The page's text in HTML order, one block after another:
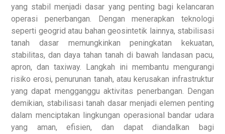
yang stabil menjadi dasar yang penting bagi kelancaran
operasi penerbangan. Dengan menerapkan teknologi
seperti geogrid atau bahan geosintetik lainnya, stabilisasi
tanah dasar memungkinkan peningkatan kekuatan,
stabilitas, dan daya tahan tanah di bawah landasan pacu,
apron, dan taxiway. Langkah ini membantu mengurangi
risiko erosi, penurunan tanah, atau kerusakan infrastruktur
yang dapat mengganggu aktivitas penerbangan. Dengan
demikian, stabilisasi tanah dasar menjadi elemen penting
dalam menciptakan lingkungan operasional bandar udara
yang aman, efisien, dan dapat diandalkan bagi